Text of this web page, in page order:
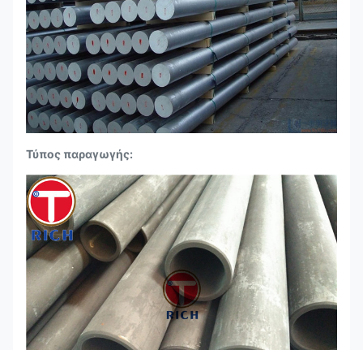
Τύπος παραγωγής: